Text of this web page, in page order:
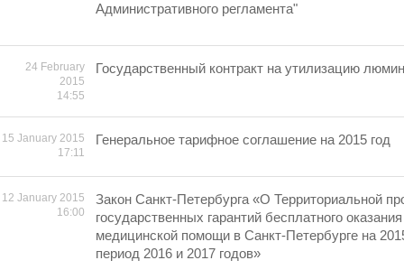
Административного регламента"
24 February
2015
14:55
Государственный контракт на утилизацию
15 January 2015
17:11
Генеральное тарифное соглашение на 2015 год
12 January 2015
16:00
Закон Санкт-Петербурга «О Территориальной
государственных гарантий бесплатного
медицинской помощи в Санкт-Петербурге на
период 2016 и 2017 годов»